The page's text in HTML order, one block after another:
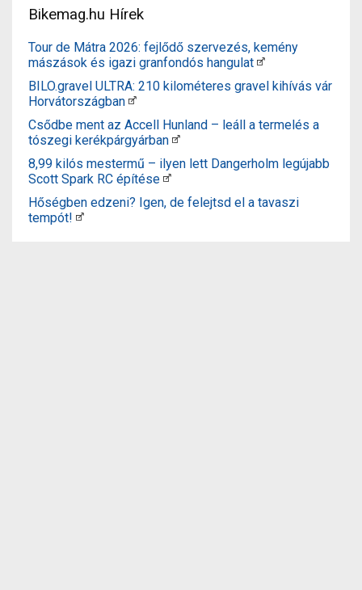
Bikemag.hu Hírek
Tour de Mátra 2026: fejlődő szervezés, kemény
mászások és igazi granfondós hangulat
BILO.gravel ULTRA: 210 kilométeres gravel kihívás vár
Horvátországban
Csődbe ment az Accell Hunland – leáll a termelés a
tószegi kerékpárgyárban
8,99 kilós mestermű – ilyen lett Dangerholm legújabb
Scott Spark RC építése
Hőségben edzeni? Igen, de felejtsd el a tavaszi
tempót!